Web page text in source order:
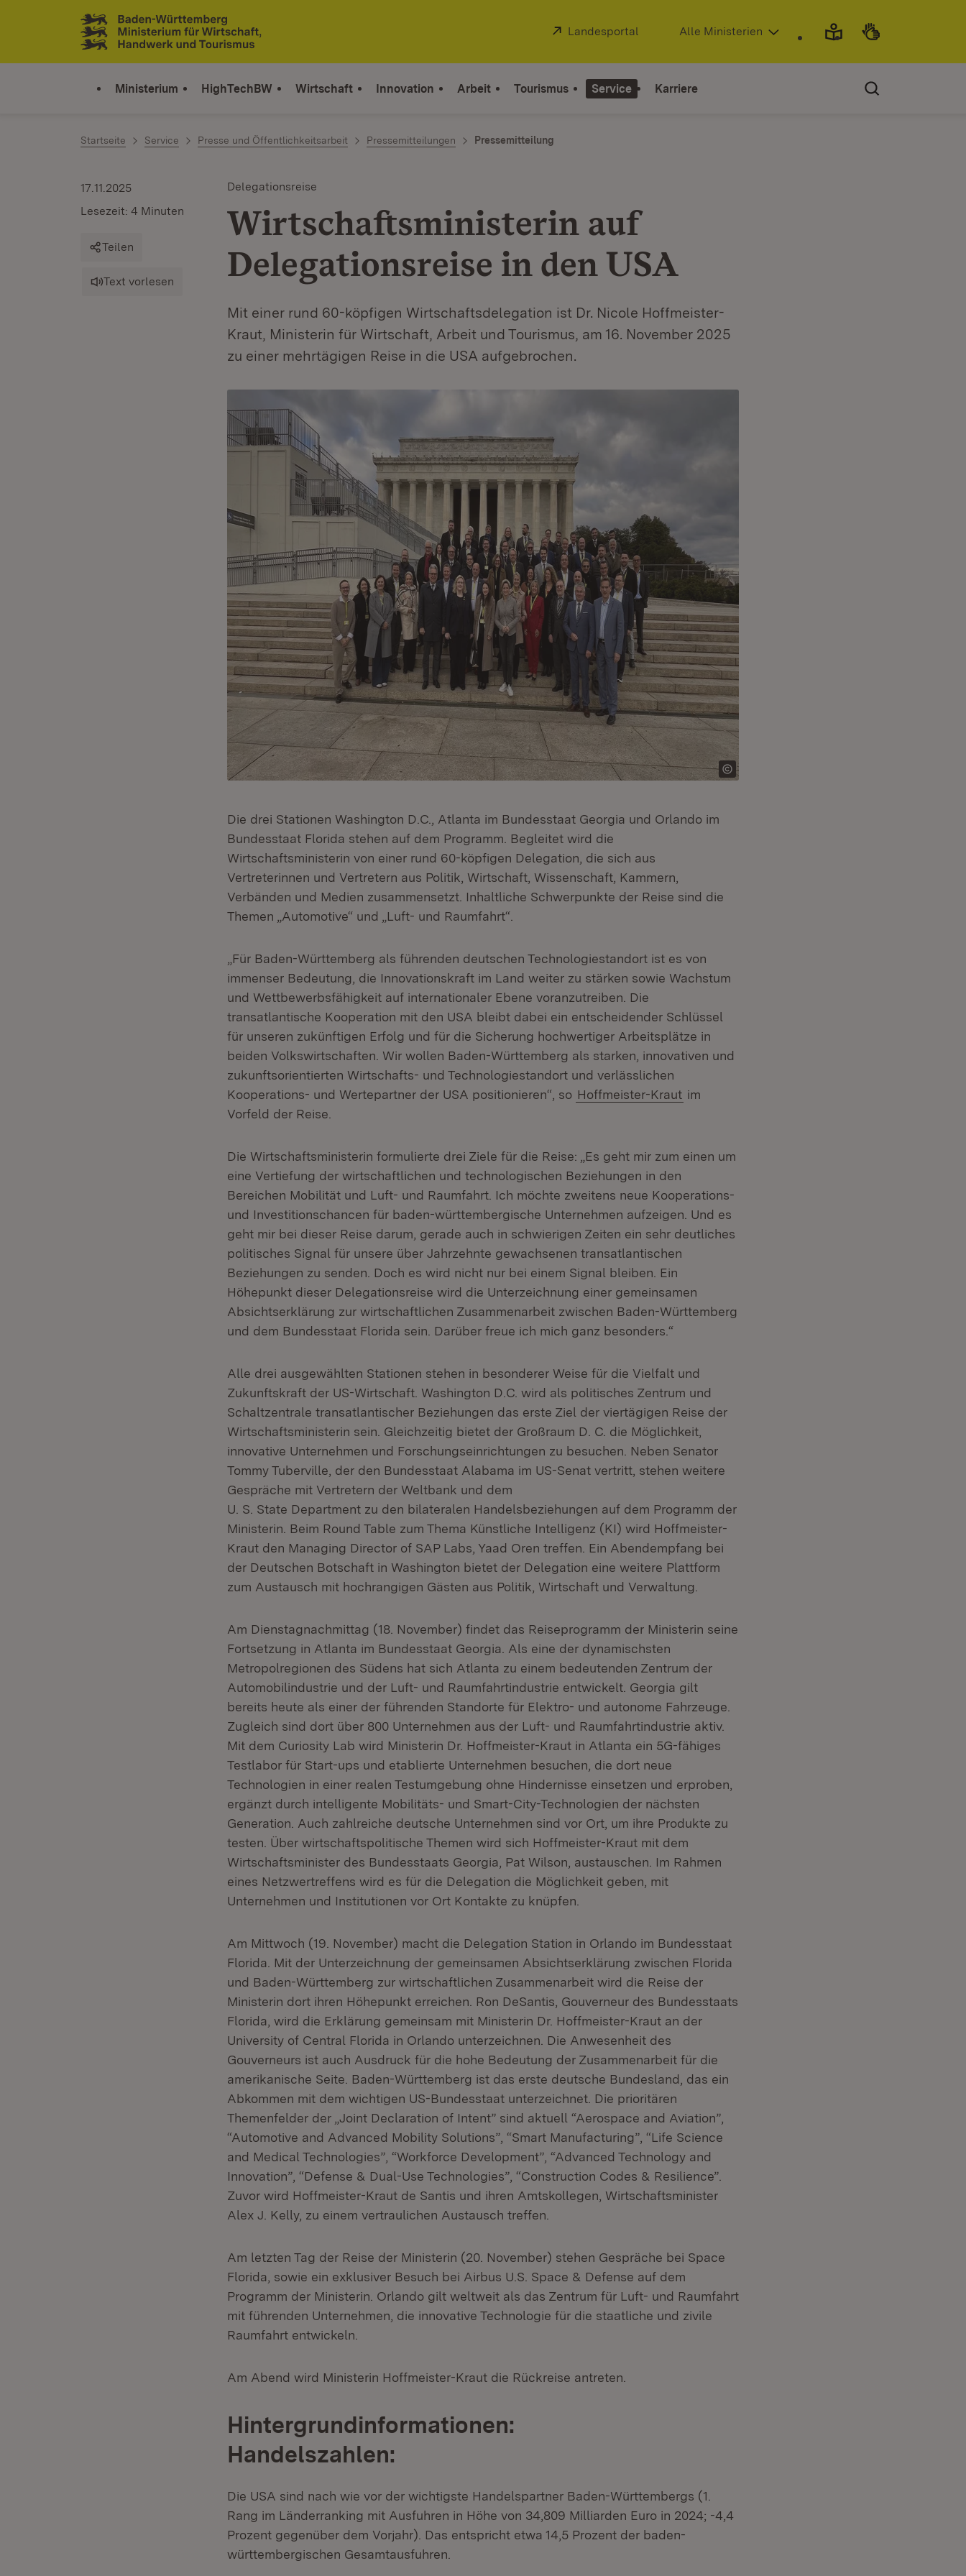
Zum Inhalt springen
Link zur Startseite
Extern:
Landesportal (Öffnet in neuem Fenster)
Alle Ministerien
Ministerium HighTechBW Wirtschaft Innovation Arbeit Tourismus Service Karriere
Startseite Service Presse und Öffentlichkeitsarbeit Pressemitteilungen Pressemitteilung
Delegationsreise
Wirtschaftsministerin auf
Delegationsreise in den USA
Mit einer rund 60-köpfigen Wirtschaftsdelegation ist Dr. Nicole Hoffmeister-
Kraut, Ministerin für Wirtschaft, Arbeit und Tourismus, am 16. November 2025
zu einer mehrtägigen Reise in die USA aufgebrochen.
17.11.2025
Lesezeit: 4 Minuten
Teilen
Text vorlesen
Die drei Stationen Washington D.C., Atlanta im Bundesstaat Georgia und Orlando im
Bundesstaat Florida stehen auf dem Programm. Begleitet wird die
Wirtschaftsministerin von einer rund 60-köpfigen Delegation, die sich aus
Vertreterinnen und Vertretern aus Politik, Wirtschaft, Wissenschaft, Kammern,
Verbänden und Medien zusammensetzt. Inhaltliche Schwerpunkte der Reise sind die
Themen „Automotive“ und „Luft- und Raumfahrt“.
„Für Baden-Württemberg als führenden deutschen Technologiestandort ist es von
immenser Bedeutung, die Innovationskraft im Land weiter zu stärken sowie Wachstum
und Wettbewerbsfähigkeit auf internationaler Ebene voranzutreiben. Die
transatlantische Kooperation mit den USA bleibt dabei ein entscheidender Schlüssel
für unseren zukünftigen Erfolg und für die Sicherung hochwertiger Arbeitsplätze in
beiden Volkswirtschaften. Wir wollen Baden-Württemberg als starken, innovativen und
zukunftsorientierten Wirtschafts- und Technologiestandort und verlässlichen
Kooperations- und Wertepartner der USA positionieren“, so Hoffmeister-Kraut im
Vorfeld der Reise.
Die Wirtschaftsministerin formulierte drei Ziele für die Reise: „Es geht mir zum einen um
eine Vertiefung der wirtschaftlichen und technologischen Beziehungen in den
Bereichen Mobilität und Luft- und Raumfahrt. Ich möchte zweitens neue Kooperations-
und Investitionschancen für baden-württembergische Unternehmen aufzeigen. Und es
geht mir bei dieser Reise darum, gerade auch in schwierigen Zeiten ein sehr deutliches
politisches Signal für unsere über Jahrzehnte gewachsenen transatlantischen
Beziehungen zu senden. Doch es wird nicht nur bei einem Signal bleiben. Ein
Höhepunkt dieser Delegationsreise wird die Unterzeichnung einer gemeinsamen
Absichtserklärung zur wirtschaftlichen Zusammenarbeit zwischen Baden-Württemberg
und dem Bundesstaat Florida sein. Darüber freue ich mich ganz besonders.“
Alle drei ausgewählten Stationen stehen in besonderer Weise für die Vielfalt und
Zukunftskraft der US-Wirtschaft. Washington D.C. wird als politisches Zentrum und
Schaltzentrale transatlantischer Beziehungen das erste Ziel der viertägigen Reise der
Wirtschaftsministerin sein. Gleichzeitig bietet der Großraum D. C. die Möglichkeit,
innovative Unternehmen und Forschungseinrichtungen zu besuchen. Neben Senator
Tommy Tuberville, der den Bundesstaat Alabama im US-Senat vertritt, stehen weitere
Gespräche mit Vertretern der Weltbank und dem
U. S. State Department zu den bilateralen Handelsbeziehungen auf dem Programm der
Ministerin. Beim Round Table zum Thema Künstliche Intelligenz (KI) wird Hoffmeister-
Kraut den Managing Director of SAP Labs, Yaad Oren treffen. Ein Abendempfang bei
der Deutschen Botschaft in Washington bietet der Delegation eine weitere Plattform
zum Austausch mit hochrangigen Gästen aus Politik, Wirtschaft und Verwaltung.
Am Dienstagnachmittag (18. November) findet das Reiseprogramm der Ministerin seine
Fortsetzung in Atlanta im Bundesstaat Georgia. Als eine der dynamischsten
Metropolregionen des Südens hat sich Atlanta zu einem bedeutenden Zentrum der
Automobilindustrie und der Luft- und Raumfahrtindustrie entwickelt. Georgia gilt
bereits heute als einer der führenden Standorte für Elektro- und autonome Fahrzeuge.
Zugleich sind dort über 800 Unternehmen aus der Luft- und Raumfahrtindustrie aktiv.
Mit dem Curiosity Lab wird Ministerin Dr. Hoffmeister-Kraut in Atlanta ein 5G-fähiges
Testlabor für Start-ups und etablierte Unternehmen besuchen, die dort neue
Technologien in einer realen Testumgebung ohne Hindernisse einsetzen und erproben,
ergänzt durch intelligente Mobilitäts- und Smart-City-Technologien der nächsten
Generation. Auch zahlreiche deutsche Unternehmen sind vor Ort, um ihre Produkte zu
testen. Über wirtschaftspolitische Themen wird sich Hoffmeister-Kraut mit dem
Wirtschaftsminister des Bundesstaats Georgia, Pat Wilson, austauschen. Im Rahmen
eines Netzwertreffens wird es für die Delegation die Möglichkeit geben, mit
Unternehmen und Institutionen vor Ort Kontakte zu knüpfen.
Am Mittwoch (19. November) macht die Delegation Station in Orlando im Bundesstaat
Florida. Mit der Unterzeichnung der gemeinsamen Absichtserklärung zwischen Florida
und Baden-Württemberg zur wirtschaftlichen Zusammenarbeit wird die Reise der
Ministerin dort ihren Höhepunkt erreichen. Ron DeSantis, Gouverneur des Bundesstaats
Florida, wird die Erklärung gemeinsam mit Ministerin Dr. Hoffmeister-Kraut an der
University of Central Florida in Orlando unterzeichnen. Die Anwesenheit des
Gouverneurs ist auch Ausdruck für die hohe Bedeutung der Zusammenarbeit für die
amerikanische Seite. Baden-Württemberg ist das erste deutsche Bundesland, das ein
Abkommen mit dem wichtigen US-Bundesstaat unterzeichnet. Die prioritären
Themenfelder der „Joint Declaration of Intent” sind aktuell “Aerospace and Aviation”,
“Automotive and Advanced Mobility Solutions”, “Smart Manufacturing”, “Life Science
and Medical Technologies”, “Workforce Development”, “Advanced Technology and
Innovation”, “Defense & Dual-Use Technologies”, “Construction Codes & Resilience”.
Zuvor wird Hoffmeister-Kraut de Santis und ihren Amtskollegen, Wirtschaftsminister
Alex J. Kelly, zu einem vertraulichen Austausch treffen.
Am letzten Tag der Reise der Ministerin (20. November) stehen Gespräche bei Space
Florida, sowie ein exklusiver Besuch bei Airbus U.S. Space & Defense auf dem
Programm der Ministerin. Orlando gilt weltweit als das Zentrum für Luft- und Raumfahrt
mit führenden Unternehmen, die innovative Technologie für die staatliche und zivile
Raumfahrt entwickeln.
Am Abend wird Ministerin Hoffmeister-Kraut die Rückreise antreten.
Hintergrundinformationen:
Handelszahlen:
Die USA sind nach wie vor der wichtigste Handelspartner Baden-Württembergs (1.
Rang im Länderranking mit Ausfuhren in Höhe von 34,809 Milliarden Euro in 2024; -4,4
Prozent gegenüber dem Vorjahr). Das entspricht etwa 14,5 Prozent der baden-
württembergischen Gesamtausfuhren.